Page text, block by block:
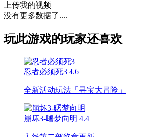
上传我的视频
没有更多数据了....
玩此游戏的玩家还喜欢
忍者必须死3 4.6
全新活动玩法「寻宝大冒险」
崩坏3-曙梦向明 4.4